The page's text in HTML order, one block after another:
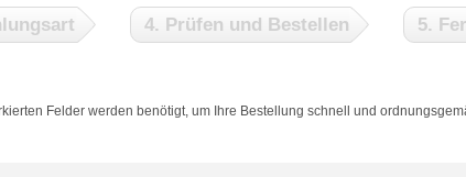
4. Prüfen und Bestellen 5.
Felder werden benötigt, um Ihre Bestellung schnell und